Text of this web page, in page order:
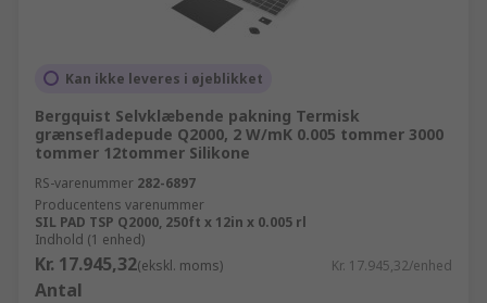
Kan ikke leveres i øjeblikket
Bergquist Selvklæbende pakning Termisk
grænsefladepude Q2000, 2 W/mK 0.005 tommer 3000
tommer 12tommer Silikone
RS-varenummer 282-6897
Producentens varenummer
SIL PAD TSP Q2000, 250ft x 12in x 0.005 rl
Indhold (1 enhed)
Kr. 17.945,32(ekskl. moms) Kr. 17.945,32/enhed
Antal